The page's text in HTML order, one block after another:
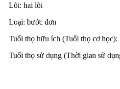
Lõi: hai lõi
Loại: bước đơn
Tuổi thọ hữu ích (Tuổi thọ cơ học):
Tuổi thọ sử dụng (Thời gian sử